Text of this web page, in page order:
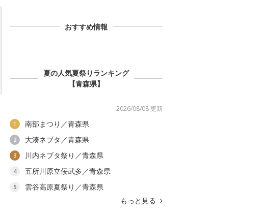
おすすめ情報
夏の人気夏祭りランキング
【青森県】
2026/08/08 更新
1 南部まつり／青森県
2 大湊ネブタ／青森県
3 川内ネブタ祭り／青森県
4 五所川原立佞武多／青森県
5
雲谷高原夏祭り／青森県
もっと見る